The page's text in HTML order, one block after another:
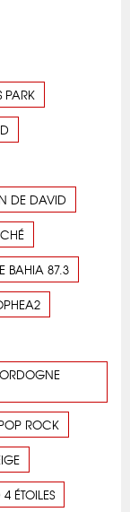
PARK
DE DAVID
BAHIA 87.3
ROCK
ÉTOILES